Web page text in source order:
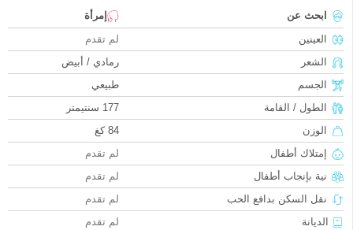
ابحث عن
إمرأة
العينين
لم تقدم
الشعر
رمادي / أبيض
الجسم
طبيعي
الطول / القامة
177 سنتيمتر
الوزن
84 كغ
إمتلاك أطفال
لم تقدم
نية بإنجاب أطفال
لم تقدم
نقل السكن بدافع الحب
لم تقدم
الديانة
لم تقدم